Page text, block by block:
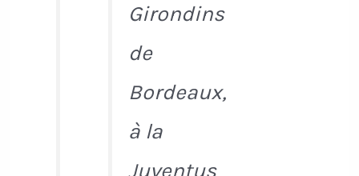
Girondins
de
Bordeaux,
à la
Juventus